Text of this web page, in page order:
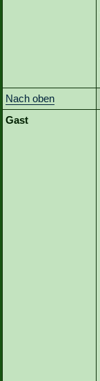
Nach oben
Gast